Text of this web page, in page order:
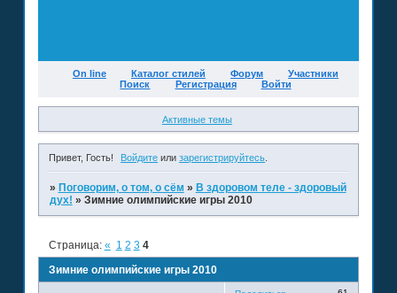
On line Каталог стилей Форум
Участники
Поиск
Регистрация Войти
Активные темы
Привет, Гость! Войдите илизарегистрируйтесь
» Поговорим, о том, о сём » В здоровом теле - здоровый
дух! » Зимние олимпийские игры 2010
Зимние олимпийские игры 2010
Страница: « 1 2 3 4